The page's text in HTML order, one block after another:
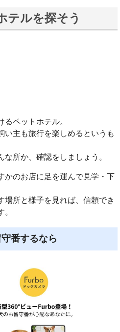
テルを探そう
ペットホテル。
い主も旅行を楽しめるというも
所か、確認をしましょう。
かのお店に足を運んで見学・下
場所と様子を見れば、信頼でき
番するなら